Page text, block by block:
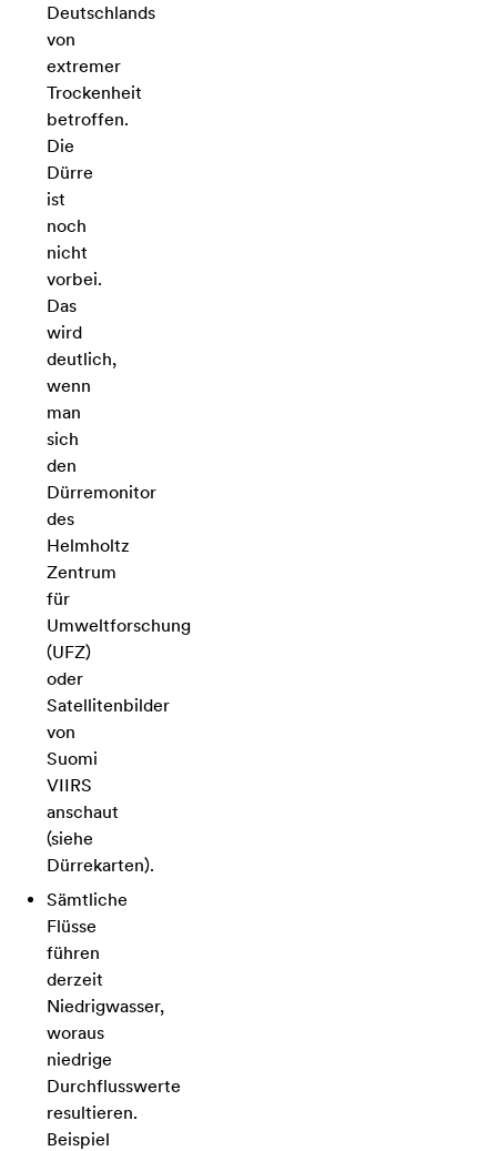
Deutschlands
von
extremer
Trockenheit
betroffen.
Die
Dürre
ist
noch
nicht
vorbei.
Das
wird
deutlich,
wenn
man
sich
den
Dürremonitor
des
Helmholtz
Zentrum
für
Umweltforschung
(UFZ)
oder
Satellitenbilder
von
Suomi
VIIRS
anschaut
(siehe
Dürrekarten).
Sämtliche
Flüsse
führen
derzeit
Niedrigwasser,
woraus
niedrige
Durchflusswerte
resultieren.
Beispiel